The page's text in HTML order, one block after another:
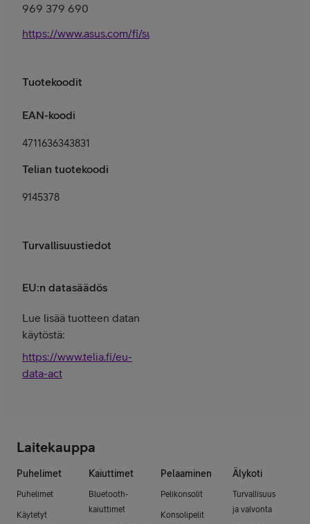
969 379 690
https://www.asus.com/fi/support/
Tuotekoodit
EAN-koodi
4711636343831
Telian tuotekoodi
9145378
Turvallisuustiedot
EU:n datasäädös
Lue lisää tuotteen datan
käytöstä:
https://www.telia.fi/eu-
data-act
Laitekauppa
Puhelimet
Puhelimet
Käytetyt
Kaiuttimet
Bluetooth-
kaiuttimet
Pelaaminen
Pelikonsolit
Konsolipelit
Älykoti
Turvallisuus
ja valvonta